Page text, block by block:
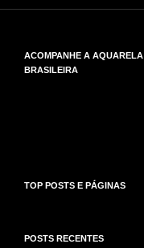
ACOMPANHE A AQUARELA
BRASILEIRA
TOP POSTS E PÁGINAS
POSTS RECENTES